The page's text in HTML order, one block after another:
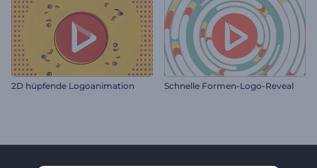
2D hüpfende Logoanimation Schnelle Formen-Logo-Reveal